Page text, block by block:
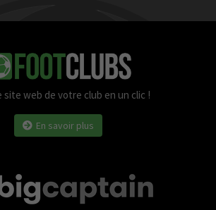
site web de votre club en un clic !
En savoir plus